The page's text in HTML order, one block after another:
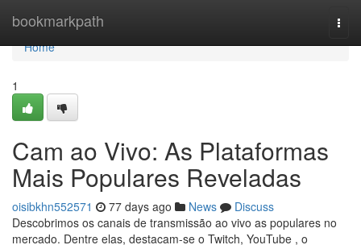
bookmarkpath
Home
Home
1
Cam ao Vivo: As Plataformas
Mais Populares Reveladas
oisibkhn552571 77 days ago News
Discuss
Descobrimos os canais de transmissão ao vivo as populares no
mercado. Dentre elas, destacam-se o Twitch, YouTube , o